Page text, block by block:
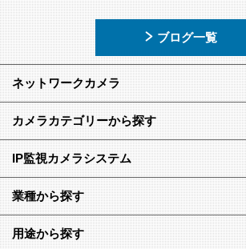
ブログ一覧
ネットワークカメラ
カメラカテゴリーから探す
IP監視カメラシステム
業種から探す
用途から探す